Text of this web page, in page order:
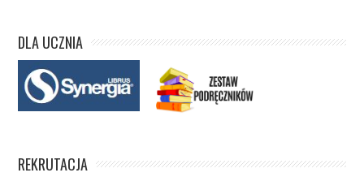
DLA UCZNIA
REKRUTACJA